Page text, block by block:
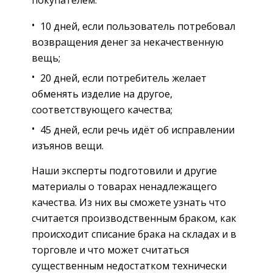
10 дней, если пользователь потребовал
возвращения денег за некачественную
вещь;
20 дней, если потребитель желает
обменять изделие на другое,
соответствующего качества;
45 дней, если речь идёт об исправлении
изъянов вещи.
Наши эксперты подготовили и другие
материалы о товарах ненадлежащего
качества. Из них вы сможете узнать что
считается производственным браком, как
происходит списание брака на складах и в
торговле и что может считаться
существенным недостатком технически